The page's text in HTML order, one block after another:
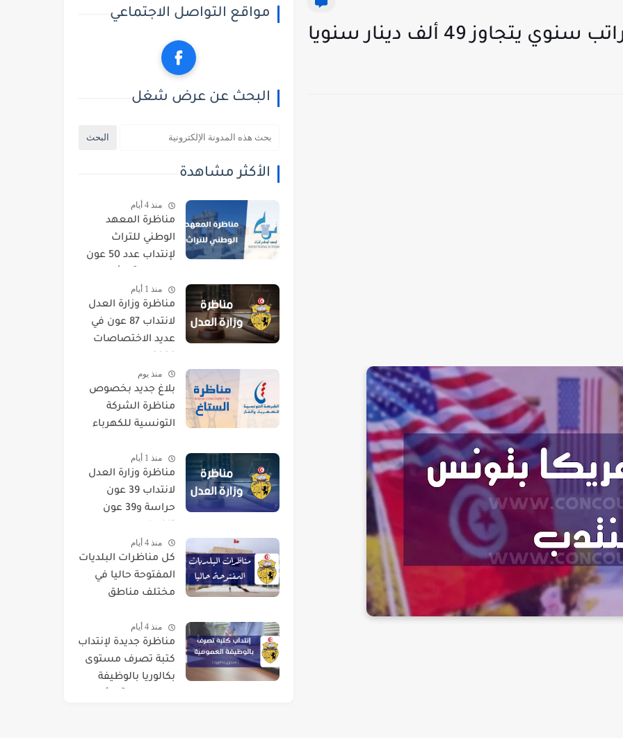
49 ألف دينار سنويا
مواقع التواصل الاجتماعي
البحث عن عرض شغل
الأكثر مشاهدة
منذ 4 أيام
مناظرة المعهد
الوطني للتراث
لإنتداب عدد 50 عون
2026
منذ 1 أيام
مناظرة وزارة العدل
لانتداب 87 عون في
عديد الاختصاصات
منذ يوم
بلاغ جديد بخصوص
مناظرة الشركة
التونسية للكهرباء
إطارات
منذ 1 أيام
مناظرة وزارة العدل
لانتداب 39 عون
حراسة و39 عون
منذ 4 أيام
كل مناظرات البلديات
المفتوحة حاليا في
مختلف مناطق
منذ 4 أيام
مناظرة جديدة لإنتداب
كتبة تصرف مستوى
بكالوريا بالوظيفة